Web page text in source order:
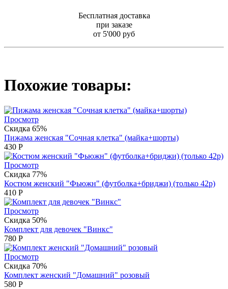
Бесплатная доставка
при заказе
от 5'000 руб
Похожие товары:
Просмотр
Скидка 65%
Пижама женская "Сочная клетка" (майка+шорты)
430 Р
Просмотр
Скидка 77%
Костюм женский "Фьюжн" (футболка+бриджи) (только 42р)
410 Р
Просмотр
Скидка 50%
Комплект для девочек "Винкс"
780 Р
Просмотр
Скидка 70%
Комплект женский "Домашний" розовый
580 Р